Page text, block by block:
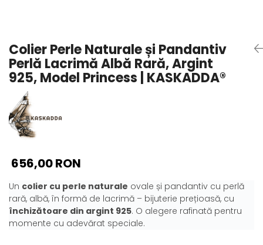
Pandantive cu Perle
Brose cu Perle
Colier Perle Naturale și Pandantiv
Perlă Lacrimă Albă Rară, Argint
925, Model Princess | KASKADDA®
656,00 RON
Un colier cu perle naturale ovale și pandantiv cu perlă
rară, albă, în formă de lacrimă – bijuterie prețioasă, cu
închizătoare din argint 925. O alegere rafinată pentru
momente cu adevărat speciale.